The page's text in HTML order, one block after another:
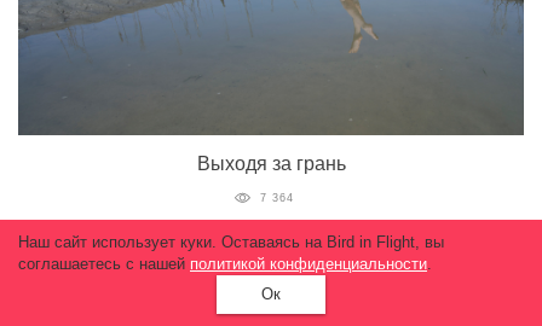
Выходя за грань
7 364
Наш сайт использует куки. Оставаясь на Bird in Flight, вы
соглашаетесь с нашей политикой конфиденциальности.
Ок